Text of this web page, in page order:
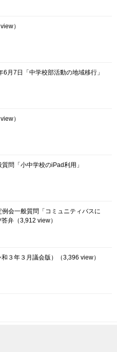
）
6月7日「中学校部活動の地域移行」
）
問「小中学校のiPad利用」
会一般質問「コミュニティバスに
答弁 （3,912 view）
３年３月議会版） （3,396 view）